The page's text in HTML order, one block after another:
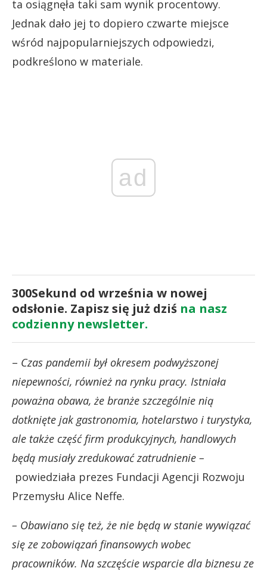
ta osiągnęła taki sam wynik procentowy.
Jednak dało jej to dopiero czwarte miejsce
wśród najpopularniejszych odpowiedzi,
podkreślono w materiale.
ad
300Sekund od września w nowej
odsłonie. Zapisz się już dziś na nasz
codzienny newsletter.
– Czas pandemii był okresem podwyższonej
niepewności, również na rynku pracy. Istniała
poważna obawa, że branże szczególnie nią
dotknięte jak gastronomia, hotelarstwo i turystyka,
ale także część firm produkcyjnych, handlowych
będą musiały zredukować zatrudnienie –
powiedziała prezes Fundacji Agencji Rozwoju
Przemysłu Alice Neffe.
– Obawiano się też, że nie będą w stanie wywiązać
się ze zobowiązań finansowych wobec
pracowników. Na szczęście wsparcie dla biznesu ze